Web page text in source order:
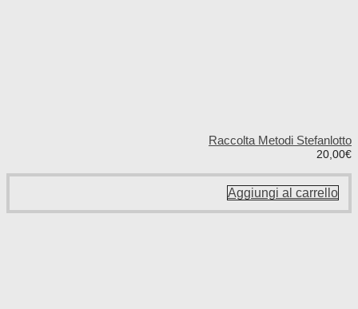
Raccolta Metodi Stefanlotto
20,00€
Aggiungi al carrello